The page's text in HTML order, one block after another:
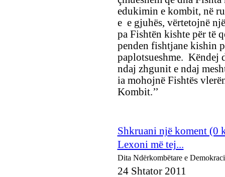
edukimin e kombit, në
e e gjuhës, vërtetojnë
pa Fishtën kishte për të
penden fishtjane kishin
paplotsueshme. Këndej
ndaj zhgunit e ndaj
ia mohojnë Fishtës
Kombit.’’
Shkruani një koment (0
Lexoni më tej...
Dita Ndërkombëtare e
24 Shtator 2011